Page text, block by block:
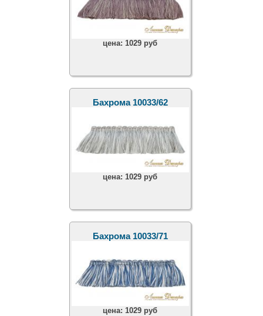
цена:1029 руб
Бахрома 10033/62
цена:1029 руб
Бахрома 10033/71
цена:1029 руб